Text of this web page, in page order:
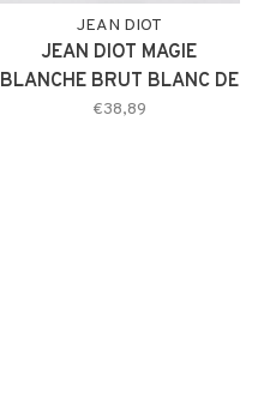
JEAN DIOT
JEAN DIOT MAGIE
BLANCHE BRUT BLANC DE
BLANCS
€38,89